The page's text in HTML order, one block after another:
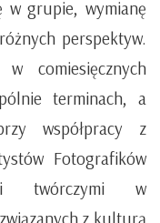
w grupie, wymianę
perspektyw.
comiesięcznych
terminach, a
współpracy z
Fotografików
twórczymi w
z kulturą